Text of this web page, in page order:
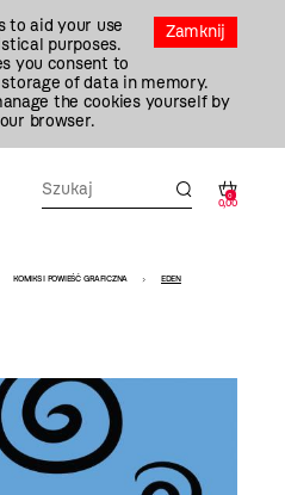
Zamknij
to aid your use
purposes.
you consent to
of data in memory.
the cookies yourself by
browser.
0
0,00
KOMIKS I POWIEŚĆ GRAFICZNA EDEN